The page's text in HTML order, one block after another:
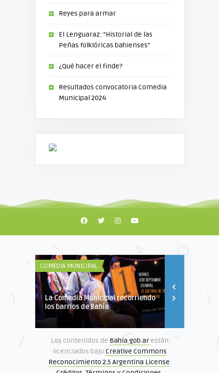
Reyes para armar
El Lenguaraz: “Historial de las
Peñas folklóricas bahienses”
¿Qué hacer el finde?
Resultados convocatoria Comedia
Municipal 2024
COMEDIA MUNICIPAL
La Comedia Municipal recorriendo
los barrios de Bahía
Los contenidos de Bahia.gob.ar están
licenciados bajo Creative Commons
Reconocimiento 2.5 Argentina License.